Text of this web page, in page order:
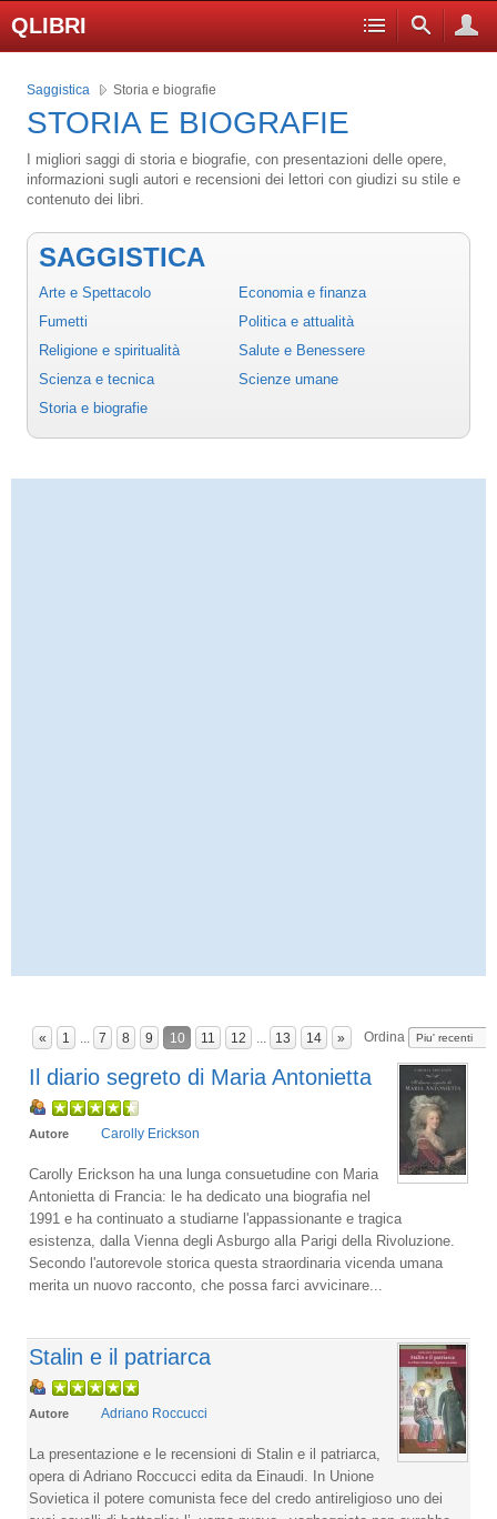
QLIBRI
Saggistica Storia e biografie
STORIA E BIOGRAFIE
I migliori saggi di storia e biografie, con presentazioni delle opere,
informazioni sugli autori e recensioni dei lettori con giudizi su stile e
contenuto dei libri.
SAGGISTICA
Arte e Spettacolo
Economia e finanza
Fumetti
Politica e attualità
Religione e spiritualità
Salute e Benessere
Scienza e tecnica
Scienze umane
Storia e biografie
« 1 7 8 9 10 11 12 13 14 » Ordina
Il diario segreto di Maria Antonietta
Autore Carolly Erickson
Carolly Erickson ha una lunga consuetudine con Maria
Antonietta di Francia: le ha dedicato una biografia nel
1991 e ha continuato a studiarne l'appassionante e tragica
esistenza, dalla Vienna degli Asburgo alla Parigi della Rivoluzione.
Secondo l'autorevole storica questa straordinaria vicenda umana
merita un nuovo racconto, che possa farci avvicinare...
Stalin e il patriarca
Autore Adriano Roccucci
La presentazione e le recensioni di Stalin e il patriarca,
opera di Adriano Roccucci edita da Einaudi. In Unione
Sovietica il potere comunista fece del credo antireligioso uno dei